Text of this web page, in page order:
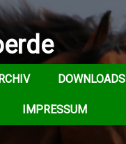
DOWNLOADS
IMPRESSUM